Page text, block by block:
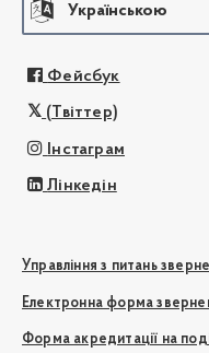
Українською
Фейсбук
(Твіттер)
Інстаграм
Лінкедін
Управління з питань
Електронна форма
Форма акредитації на